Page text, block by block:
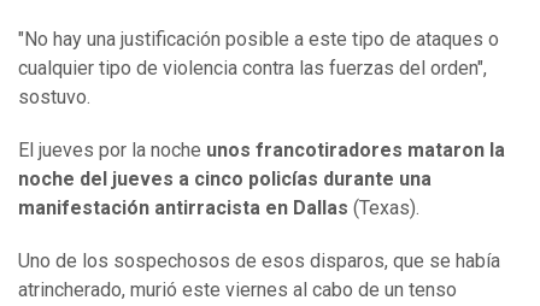
"No hay una justificación posible a este tipo de ataques o
cualquier tipo de violencia contra las fuerzas del orden",
sostuvo.
El jueves por la noche unos francotiradores mataron la
noche del jueves a cinco policías durante una
manifestación antirracista en Dallas (Texas).
Uno de los sospechosos de esos disparos, que se había
atrincherado, murió este viernes al cabo de un tenso